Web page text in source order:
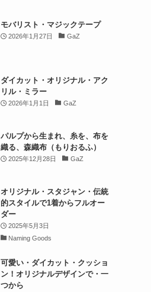
モバリスト・マジックテープ
2026年1月27日 GaZ
ダイカット・オリジナル・アク
リル・ミラー
2026年1月1日 GaZ
パルプから生まれ、糸を、布を
織る、森織布（もりおるふ）
2025年12月28日 GaZ
オリジナル・スタジャン・伝統
的スタイルで1着からフルオー
ダー
2025年5月3日
Naming Goods
可愛い・ダイカット・クッショ
ン！オリジナルデザインで・一
つから